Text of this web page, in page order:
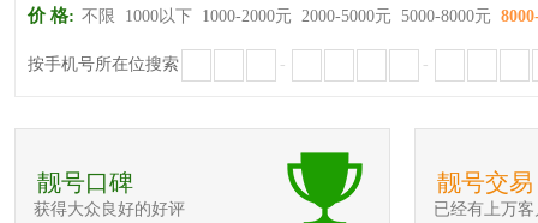
价 格: 不限 1000以下 1000-2000元 2000-5000元 5000-8000元
按手机号所在位搜索 - -
靓号口碑
获得大众良好的好评
靓号交易
已经有上万